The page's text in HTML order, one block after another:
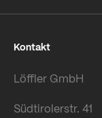
Kontakt
Löffler GmbH
Südtirolerstr. 41